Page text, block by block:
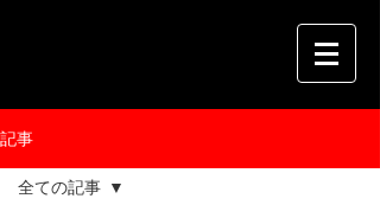
記事
全ての記事